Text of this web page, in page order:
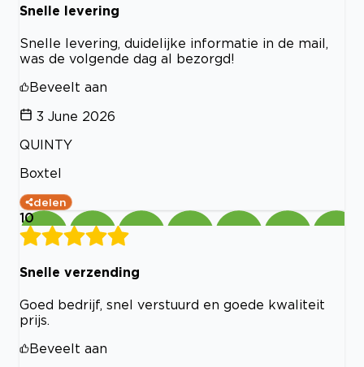
Snelle levering
Snelle levering, duidelijke informatie in de mail,
was de volgende dag al bezorgd!
Beveelt aan
3 June 2026
QUINTY
Boxtel
delen
10
Snelle verzending
Goed bedrijf, snel verstuurd en goede kwaliteit
prijs.
Beveelt aan